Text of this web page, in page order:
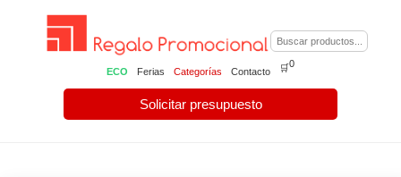
ECO Ferias Categorías Contacto
Solicitar presupuesto
🛒0